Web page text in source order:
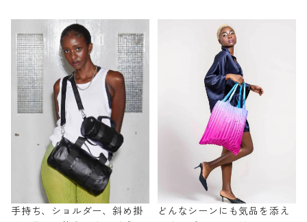
手持ち、ショルダー、斜め掛
どんなシーンにも気品を添え